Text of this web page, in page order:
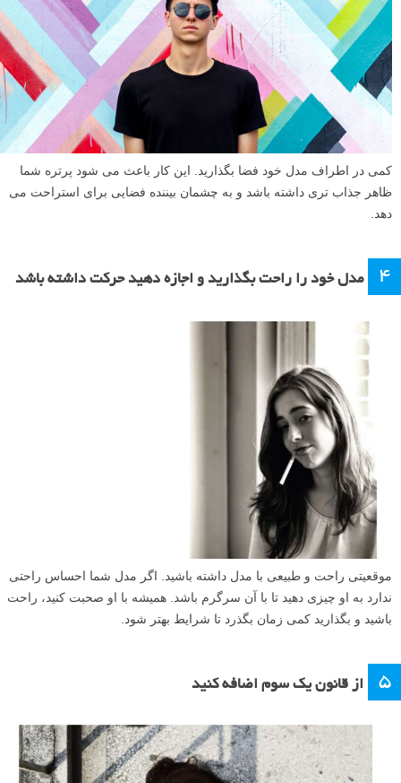
کمی در اطراف مدل خود فضا بگذارید. این کار باعث می شود پرتره شما
ظاهر جذاب تری داشته باشد و به چشمان بیننده فضایی برای استراحت می
دهد.
۴ مدل خود را راحت بگذارید و اجازه دهید حرکت داشته باشد
موقعیتی راحت و طبیعی با مدل داشته باشید. اگر مدل شما احساس راحتی
ندارد به او چیزی دهید تا با آن سرگرم باشد. همیشه با او صحبت کنید، راحت
باشید و بگذارید کمی زمان بگذرد تا شرایط بهتر شود.
۵ از قانون یک سوم اضافه کنید